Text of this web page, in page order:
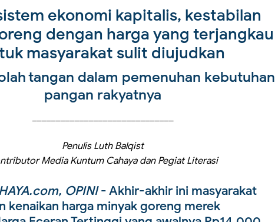
ekonomi kapitalis, kestabilan
dengan harga yang terjangkau
masyarakat sulit diujudkan
tangan dalam pemenuhan kebutuhan
pangan rakyatnya
Penulis Luth Balqist
Media Kuntum Cahaya dan Pegiat Literasi
OPINI- Akhir-akhir ini masyarakat
kenaikan harga minyak goreng merek